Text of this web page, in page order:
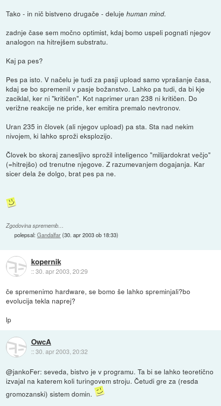
Tako - in nič bistveno drugače - delujehuman mind.
zadnje čase sem močno optimist, kdaj bomo uspeli pognati njegov
analogon na hitrejšem substratu.
Kaj pa pes?
Pes pa isto. V načelu je tudi za pasji upload samo vprašanje časa,
kdaj se bo spremenil v pasje božanstvo. Lahko pa tudi, da bi kje
zaciklal, ker ni "kritičen". Kot naprimer uran 238 ni kritičen. Do
verižne reakcije ne pride, ker emitira premalo nevtronov.
Uran 235 in človek (ali njegov upload) pa sta. Sta nad nekim
nivojem, ki lahko sproži eksplozijo.
Človek bo skoraj zanesljivo sprožil inteligenco "milijardokrat večjo"
(=hitrejšo) od trenutne njegove. Z razumevanjem dogajanja. Kar
sicer dela že dolgo, brat pes pa ne.
Zgodovina sprememb…
polepsal:Gandalfar(30. apr 2003 ob 18:33)
kopernik
::30. apr 2003, 20:29
če spremenimo hardware, se bomo še lahko spreminjali?bo
evolucija tekla naprej?
lp
OwcA
::30. apr 2003, 20:32
@jankoFer: seveda, bistvo je v programu. Ta bi se lahko teoretično
izvajal na katerem koli turingovem stroju. Četudi gre za (resda
gromozanski) sistem domin.